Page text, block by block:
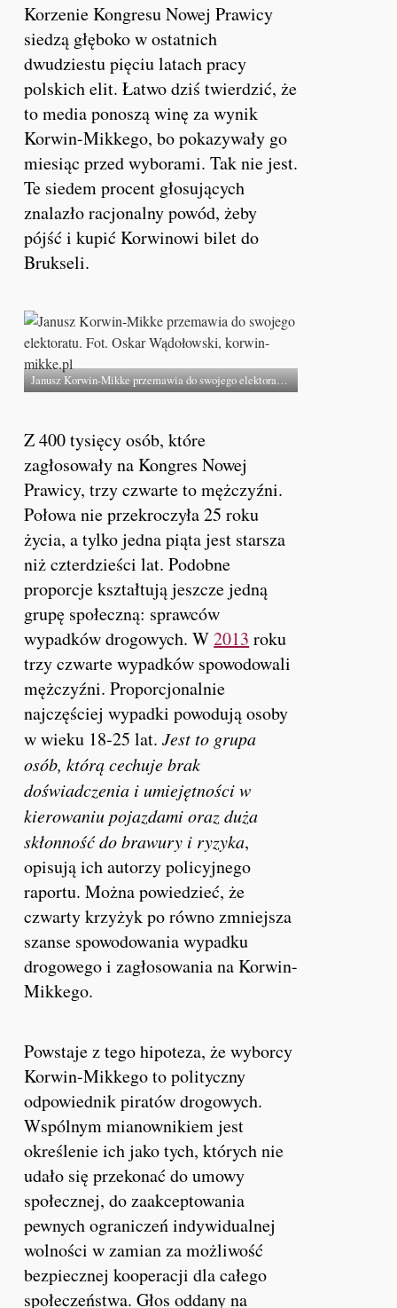
Korzenie Kongresu Nowej Prawicy
siedzą głęboko w ostatnich
dwudziestu pięciu latach pracy
polskich elit. Łatwo dziś twierdzić, że
to media ponoszą winę za wynik
Korwin-Mikkego, bo pokazywały go
miesiąc przed wyborami. Tak nie jest.
Te siedem procent głosujących
znalazło racjonalny powód, żeby
pójść i kupić Korwinowi bilet do
Brukseli.
Janusz Korwin-Mikke przemawia do swojego elektoratu. Fot. Oskar Wądołowski, korwin-mikke.pl
Z 400 tysięcy osób, które
zagłosowały na Kongres Nowej
Prawicy, trzy czwarte to mężczyźni.
Połowa nie przekroczyła 25 roku
życia, a tylko jedna piąta jest starsza
niż czterdzieści lat. Podobne
proporcje kształtują jeszcze jedną
grupę społeczną: sprawców
wypadków drogowych. W2013 roku
trzy czwarte wypadków spowodowali
mężczyźni. Proporcjonalnie
najczęściej wypadki powodują osoby
w wieku 18-25 lat.Jest to grupa
osób, którą cechuje brak
doświadczenia i umiejętności w
kierowaniu pojazdami oraz duża
skłonność do brawury i ryzyka,
opisują ich autorzy policyjnego
raportu. Można powiedzieć, że
czwarty krzyżyk po równo zmniejsza
szanse spowodowania wypadku
drogowego i zagłosowania na Korwin-
Mikkego.
Powstaje z tego hipoteza, że wyborcy
Korwin-Mikkego to polityczny
odpowiednik piratów drogowych.
Wspólnym mianownikiem jest
określenie ich jako tych, których nie
udało się przekonać do umowy
społecznej, do zaakceptowania
pewnych ograniczeń indywidualnej
wolności w zamian za możliwość
bezpiecznej kooperacji dla całego
społeczeństwa. Głos oddany na